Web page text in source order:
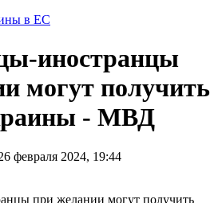
в ЕС
иностранцы
могут получить
- МВД
февраля 2024, 19:44